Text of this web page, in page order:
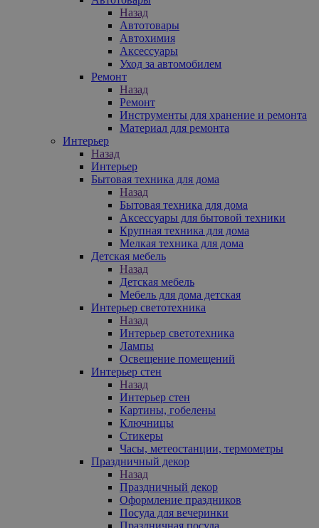
Назад
Автотовары
Автохимия
Аксессуары
Уход за автомобилем
Ремонт
Назад
Ремонт
Инструменты для хранение и ремонта
Материал для ремонта
Интерьер
Назад
Интерьер
Бытовая техника для дома
Назад
Бытовая техника для дома
Аксессуары для бытовой техники
Крупная техника для дома
Мелкая техника для дома
Детская мебель
Назад
Детская мебель
Мебель для дома детская
Интерьер светотехника
Назад
Интерьер светотехника
Лампы
Освещение помещений
Интерьер стен
Назад
Интерьер стен
Картины, гобелены
Ключницы
Стикеры
Часы, метеостанции, термометры
Праздничный декор
Назад
Праздничный декор
Оформление праздников
Посуда для вечеринки
Праздничная посуда